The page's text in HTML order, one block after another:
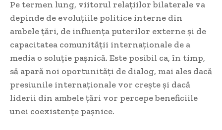
Pe termen lung, viitorul relațiilor bilaterale va
depinde de evoluțiile politice interne din
ambele țări, de influența puterilor externe și de
capacitatea comunității internaționale de a
media o soluție pașnică. Este posibil ca, în timp,
să apară noi oportunități de dialog, mai ales dacă
presiunile internaționale vor crește și dacă
liderii din ambele țări vor percepe beneficiile
unei coexistențe pașnice.